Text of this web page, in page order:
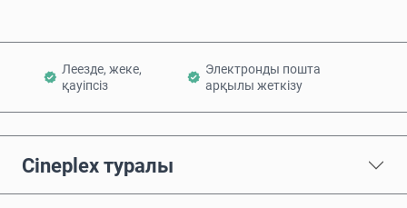
Леезде, жеке,
қауіпсіз
Электронды пошта
арқылы жеткізу
Cineplex туралы